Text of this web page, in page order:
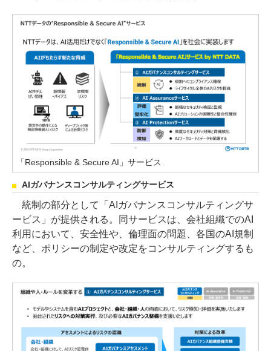
「Responsible & Secure AI」サービス
AIガバナンスコンサルティングサービス
統制の部分として「AIガバナンスコンサルティングサ
ービス」が提供される。同サービスは、会社組織でのAI
利用において、安全性や、倫理面の問題、各国のAI規制
など、ポリシーの制定や改定をコンサルティングするも
の。